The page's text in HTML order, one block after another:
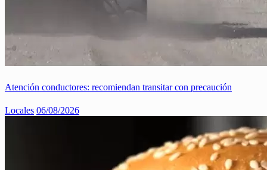
Atención conductores: recomiendan transitar con precaución
Locales 06/08/2026